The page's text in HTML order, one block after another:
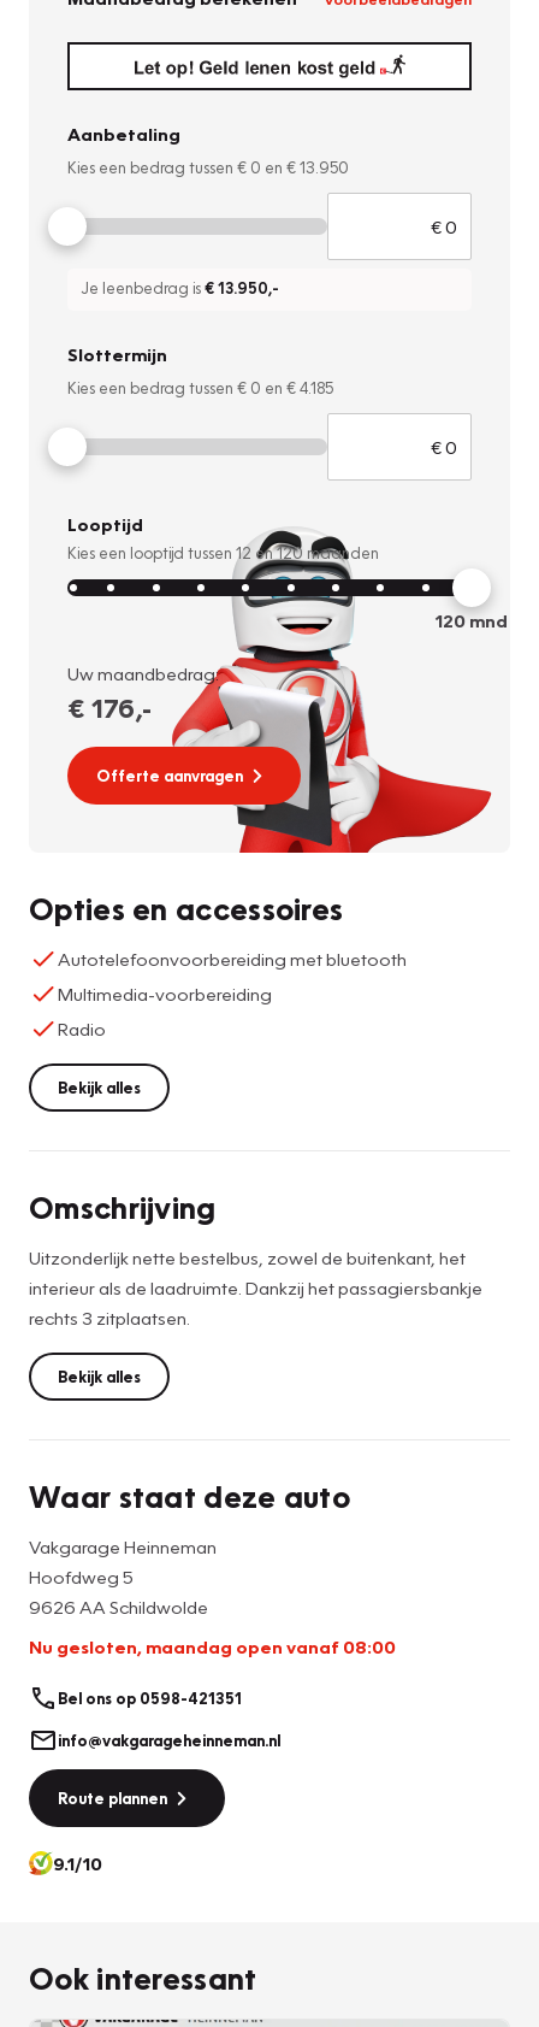
Aanbetaling
Kies een bedrag tussen € 0 en € 13.950
Je leenbedrag is€ 13.950,-
Slottermijn
Kies een bedrag tussen € 0 en € 4.185
Looptijd
Kies een looptijd tussen 12 en120 maanden
120mnd
Uw maandbedrag:
€ 176,-
Offerte aanvragen
Opties en accessoires
Autotelefoonvoorbereiding met bluetooth
Multimedia-voorbereiding
Radio
Bekijk alles
Omschrijving
Uitzonderlijk nette bestelbus, zowel de buitenkant, het
interieur als de laadruimte. Dankzij het passagiersbankje
rechts 3 zitplaatsen.
Bekijk alles
Waar staat deze auto
Vakgarage Heinneman
Hoofdweg 5
9626 AA Schildwolde
Nu gesloten, maandag open vanaf 08:00
Bel ons op 0598-421351
info@vakgarageheinneman.nl
Route plannen
9.1/10
Ook interessant